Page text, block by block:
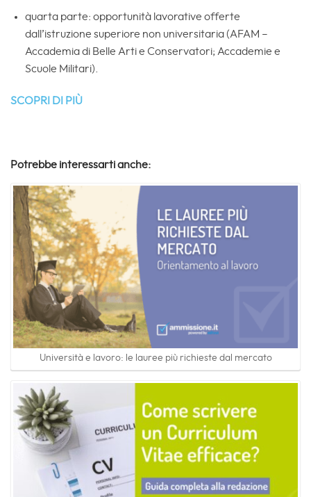
quarta parte: opportunità lavorative offerte
dall’istruzione superiore non universitaria (AFAM –
Accademia di Belle Arti e Conservatori; Accademie e
Scuole Militari).
SCOPRI DI PIÙ
Potrebbe interessarti anche:
Università e lavoro: le lauree più richieste dal mercato